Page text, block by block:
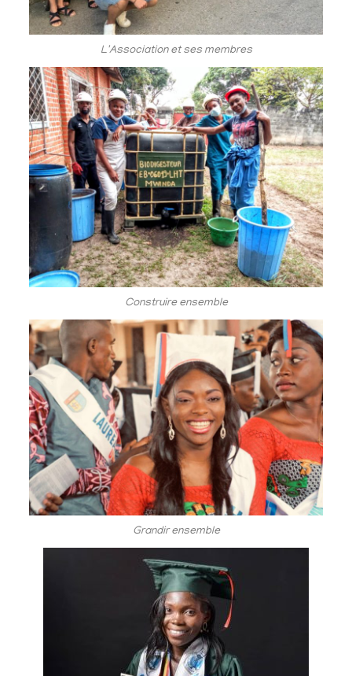
L'Association et ses membres
Construire ensemble
Grandir ensemble